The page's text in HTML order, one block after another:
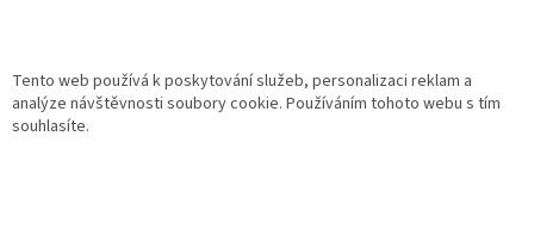
Tento web používá k poskytování služeb, personalizaci reklam a
analýze návštěvnosti soubory cookie. Používáním tohoto webu s tím
souhlasíte.